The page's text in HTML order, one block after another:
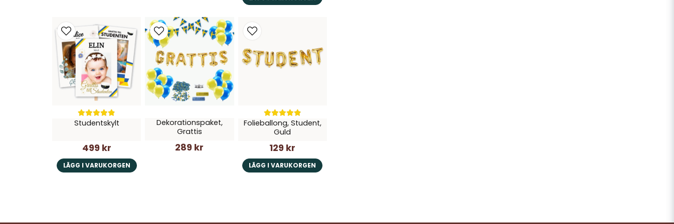
Studentskylt
499 kr
LÄGG I VARUKORGEN
Dekorationspaket,
Grattis
289 kr
Folieballong, Student,
Guld
129 kr
LÄGG I VARUKORGEN